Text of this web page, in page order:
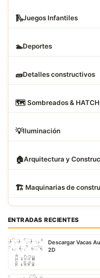
🛝Juegos Infantiles
🏊Deportes
🧱Detalles constructivos
🗺️ Sombreados & HATCH
💡Iluminación
🏠Arquitectura y
🏗 Maquinarias de
ENTRADAS RECIENTES
Descargar Vacas
2D